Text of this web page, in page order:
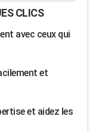
CLICS
avec ceux qui
et
et aidez les